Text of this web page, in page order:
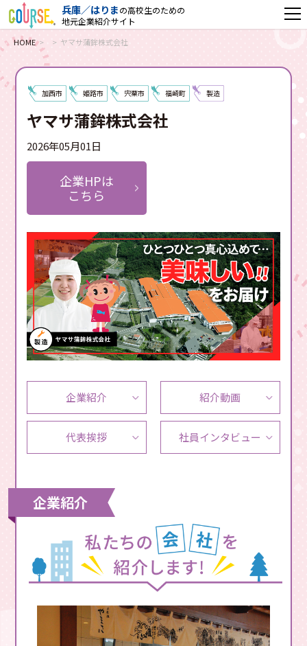
兵庫／はりまの高校生のための
地元企業紹介サイト
HOME ヤマサ蒲鉾株式会社
加西市 姫路市 宍粟市 福崎町 製造
ヤマサ蒲鉾株式会社
2026年05月01日
企業HPは
こちら
企業紹介 紹介動画
代表挨拶 社員インタビュー
企業紹介